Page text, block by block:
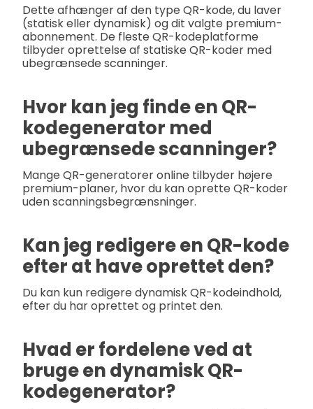
Dette afhænger af den type QR-kode, du laver
(statisk eller dynamisk) og dit valgte premium-
abonnement. De fleste QR-kodeplatforme
tilbyder oprettelse af statiske QR-koder med
ubegrænsede scanninger.
Hvor kan jeg finde en QR-
kodegenerator med
ubegrænsede scanninger?
Mange QR-generatorer online tilbyder højere
premium-planer, hvor du kan oprette QR-koder
uden scanningsbegrænsninger.
Kan jeg redigere en QR-kode
efter at have oprettet den?
Du kan kun redigere dynamisk QR-kodeindhold,
efter du har oprettet og printet den.
Hvad er fordelene ved at
bruge en dynamisk QR-
kodegenerator?